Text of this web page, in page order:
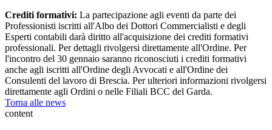
Crediti formativi: La partecipazione agli eventi da parte dei
Professionisti iscritti all'Albo dei Dottori Commercialisti e degli
Esperti contabili darà diritto all'acquisizione dei crediti formativi
professionali. Per dettagli rivolgersi direttamente all'Ordine. Per
l'incontro del 30 gennaio saranno riconosciuti i crediti formativi
anche agli iscritti all'Ordine degli Avvocati e all'Ordine dei
Consulenti del lavoro di Brescia. Per ulteriori informazioni rivolgersi
direttamente agli Ordini o nelle Filiali BCC del Garda.
Torna alle news
content